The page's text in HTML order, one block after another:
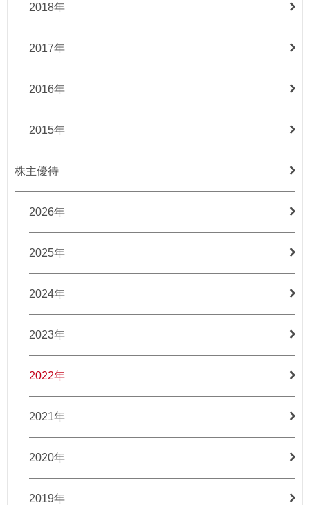
2018年
2017年
2016年
2015年
株主優待
2026年
2025年
2024年
2023年
2022年
2021年
2020年
2019年